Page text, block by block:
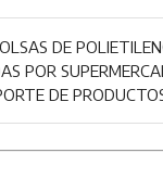
DE
POR
DE